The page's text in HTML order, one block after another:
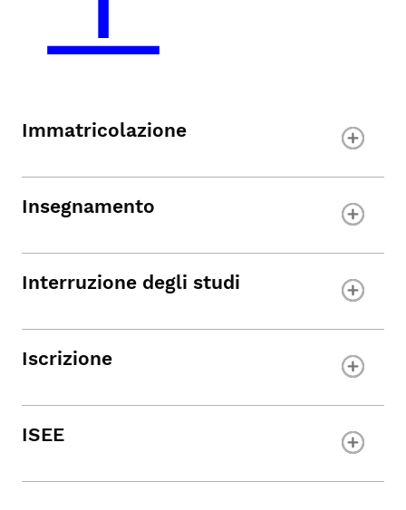
Immatricolazione
Insegnamento
Interruzione degli studi
Iscrizione
ISEE